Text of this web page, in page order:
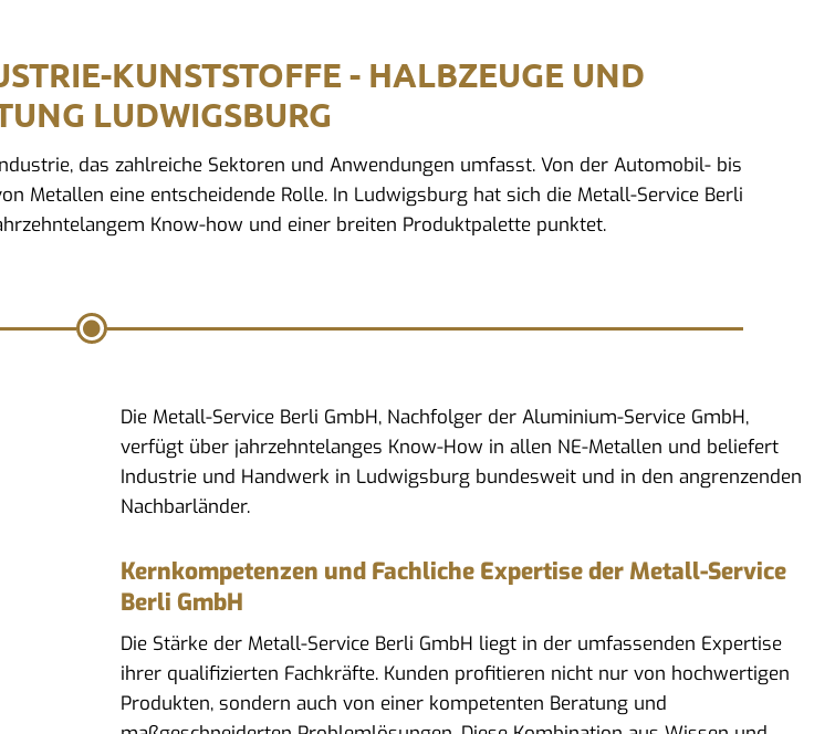
KUNSTSTOFFE - HALBZEUGE UND
LUDWIGSBURG
das zahlreiche Sektoren und Anwendungen umfasst. Von der Automobil- bis
Metallen eine entscheidende Rolle. In Ludwigsburg hat sich die Metall-Service Berli
Know-how und einer breiten Produktpalette punktet.
Die Metall-Service Berli GmbH, Nachfolger der Aluminium-Service GmbH,
verfügt über jahrzehntelanges Know-How in allen NE-Metallen und beliefert
Industrie und Handwerk in Ludwigsburg bundesweit und in den angrenzenden
Nachbarländer.
Kernkompetenzen und Fachliche Expertise der Metall-Service
Berli GmbH
Die Stärke der Metall-Service Berli GmbH liegt in der umfassenden Expertise
ihrer qualifizierten Fachkräfte. Kunden profitieren nicht nur von hochwertigen
Produkten, sondern auch von einer kompetenten Beratung und